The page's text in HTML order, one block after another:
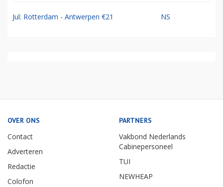
Jul: Rotterdam - Antwerpen €21 NS
OVER ONS
Contact
Adverteren
Redactie
Colofon
PARTNERS
Vakbond Nederlands
Cabinepersoneel
TUI
NEWHEAP